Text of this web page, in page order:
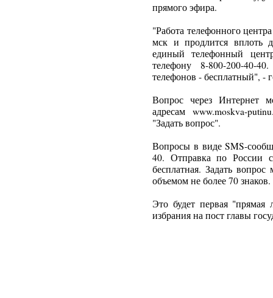
прямого эфира.
"Работа телефонного
мск и продлится вплоть
единый телефонный
телефону 8-800-200-40-
телефонов - бесплатный", -
Вопрос через Интернет
адресам www.moskva-
"Задать вопрос".
Вопросы в виде SMS-
40. Отправка по России
бесплатная. Задать
объемом не более 70 знаков.
Это будет первая
избрания на пост главы